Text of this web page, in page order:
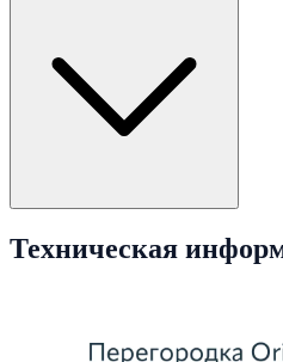
Техническая